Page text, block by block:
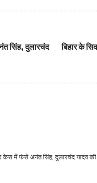
सिंह, दुलारचंद
बिहार के
केस में फंसे अनंत सिंह, दुलारचंद यादव की